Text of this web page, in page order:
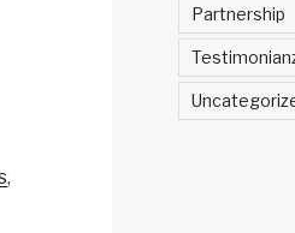
Partnership